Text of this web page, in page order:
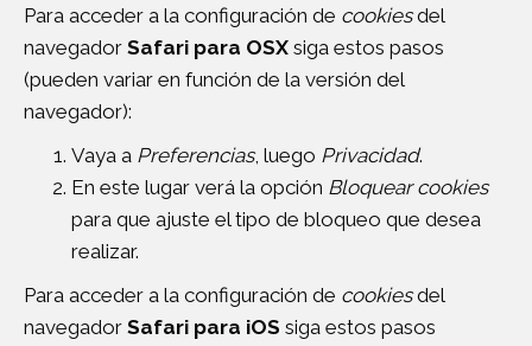
Para acceder a la configuración de cookiesdel
navegador Safari para OSX siga estos pasos
(pueden variar en función de la versión del
navegador):
Vaya a Preferencias, luego Privacidad.
En este lugar verá la opción Bloquear cookies
para que ajuste el tipo de bloqueo que desea
realizar.
Para acceder a la configuración de cookiesdel
navegador Safari para iOS siga estos pasos